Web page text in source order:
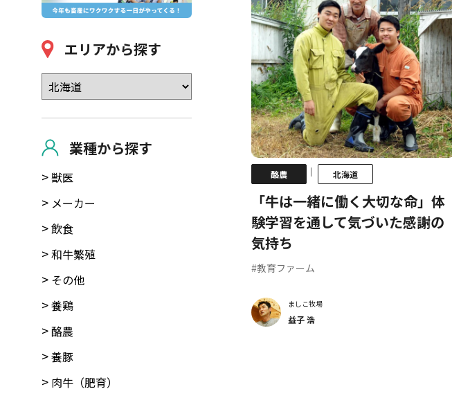
エリアから探す
業種から探す
獣医
メーカー
飲食
和牛繁殖
その他
養鶏
酪農
養豚
肉牛（肥育）
酪農 ｜ 北海道
「牛は一緒に働く大切な命」体
験学習を通して気づいた感謝の
気持ち
#教育ファーム
ましこ牧場
益子 浩